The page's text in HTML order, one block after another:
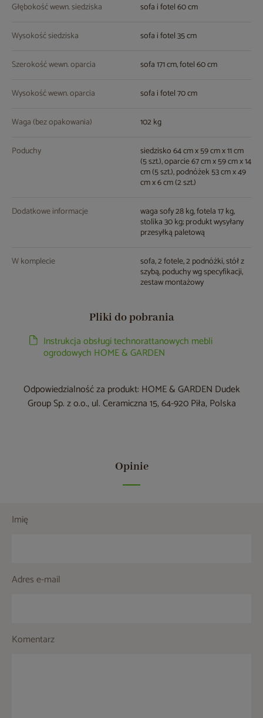
Głębokość wewn. siedziska sofa i fotel 60 cm
Wysokość siedziska sofa i fotel 35 cm
Szerokość wewn. oparcia sofa 171 cm, fotel 60 cm
Wysokość wewn. oparcia sofa i fotel 70 cm
Waga (bez opakowania) 102 kg
Poduchy siedzisko 64 cm x 59 cm x 11 cm
(5 szt.), oparcie 67 cm x 59 cm x 14
cm (5 szt.), podnóżek 53 cm x 49
cm x 6 cm (2 szt.)
Dodatkowe informacje waga sofy 28 kg, fotela 17 kg,
stolika 30 kg; produkt wysyłany
przesyłką paletową
W komplecie sofa, 2 fotele, 2 podnóżki, stół z
szybą, poduchy wg specyfikacji,
zestaw montażowy
Pliki do pobrania
Instrukcja obsługi technorattanowych mebli
ogrodowych HOME & GARDEN
Odpowiedzialność za produkt: HOME & GARDEN Dudek
Group Sp. z o.o., ul. Ceramiczna 15, 64-920 Piła, Polska
Opinie
Imię
Adres e-mail
Komentarz